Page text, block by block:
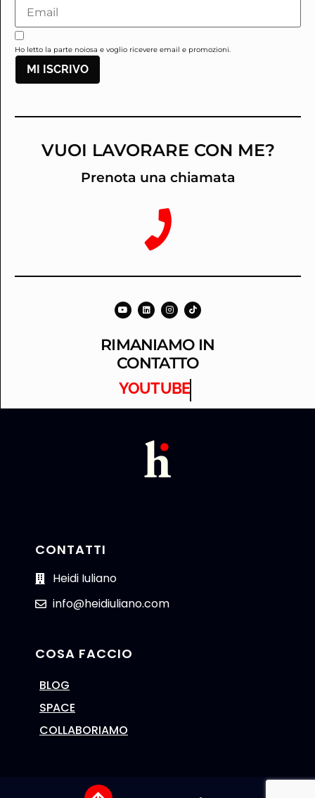
Ho letto la parte noiosa e voglio ricevere email e promozioni.
MI ISCRIVO
VUOI LAVORARE CON ME?
Prenota una chiamata
RIMANIAMO IN
CONTATTO
YOUTUBE
CONTATTI
Heidi Iuliano
info@heidiuliano.com
COSA FACCIO
BLOG
SPACE
COLLABORIAMO